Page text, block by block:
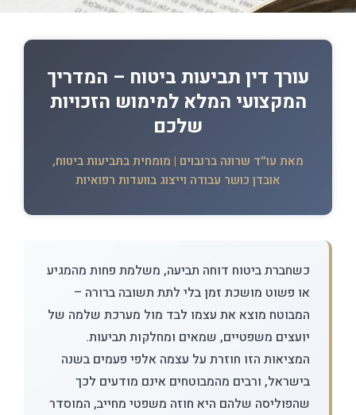
עורך דין תביעות ביטוח – המדריך
המקצועי המלא למימוש הזכויות
שלכם
מאת עו״ד שרונה ברנבוים | מומחית בתביעות ביטוח,
אובדן כושר עבודה וייצוג בוועדות רפואיות
כשחברת ביטוח דוחה תביעה, משלמת פחות מהמגיע
או פשוט מושכת זמן בלי לתת תשובה ברורה –
המבוטח מוצא את עצמו לבד מול מערכת שלמה של
יועצים משפטיים, שמאים ומחלקות תביעות.
המציאות הזו חוזרת על עצמה אלפי פעמים בשנה
בישראל, ורבים מהמבוטחים אינם מודעים לכך
שהפוליסה שלהם היא חוזה משפטי מחייב, המוסדר